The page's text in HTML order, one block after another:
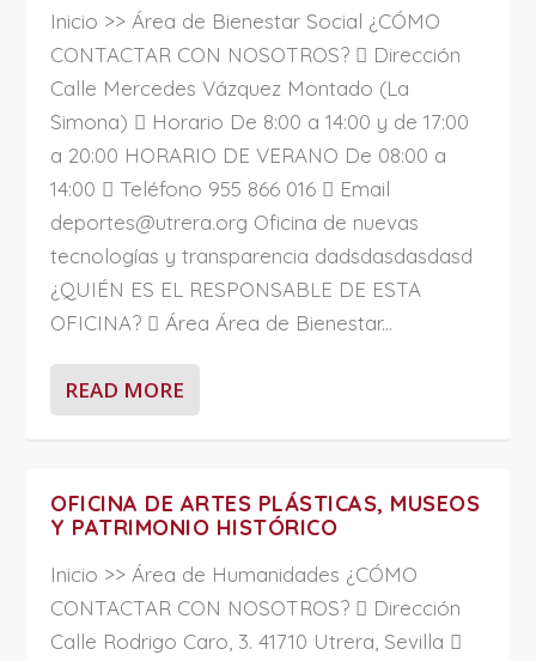
Inicio >> Área de Bienestar Social ¿CÓMO
CONTACTAR CON NOSOTROS?  Dirección
Calle Mercedes Vázquez Montado (La
Simona)  Horario De 8:00 a 14:00 y de 17:00
a 20:00 HORARIO DE VERANO De 08:00 a
14:00  Teléfono 955 866 016  Email
deportes@utrera.org Oficina de nuevas
tecnologías y transparencia dadsdasdasdasd
¿QUIÉN ES EL RESPONSABLE DE ESTA
OFICINA?  Área Área de Bienestar...
READ MORE
OFICINA DE ARTES PLÁSTICAS, MUSEOS
Y PATRIMONIO HISTÓRICO
Inicio >> Área de Humanidades ¿CÓMO
CONTACTAR CON NOSOTROS?  Dirección
Calle Rodrigo Caro, 3. 41710 Utrera, Sevilla 